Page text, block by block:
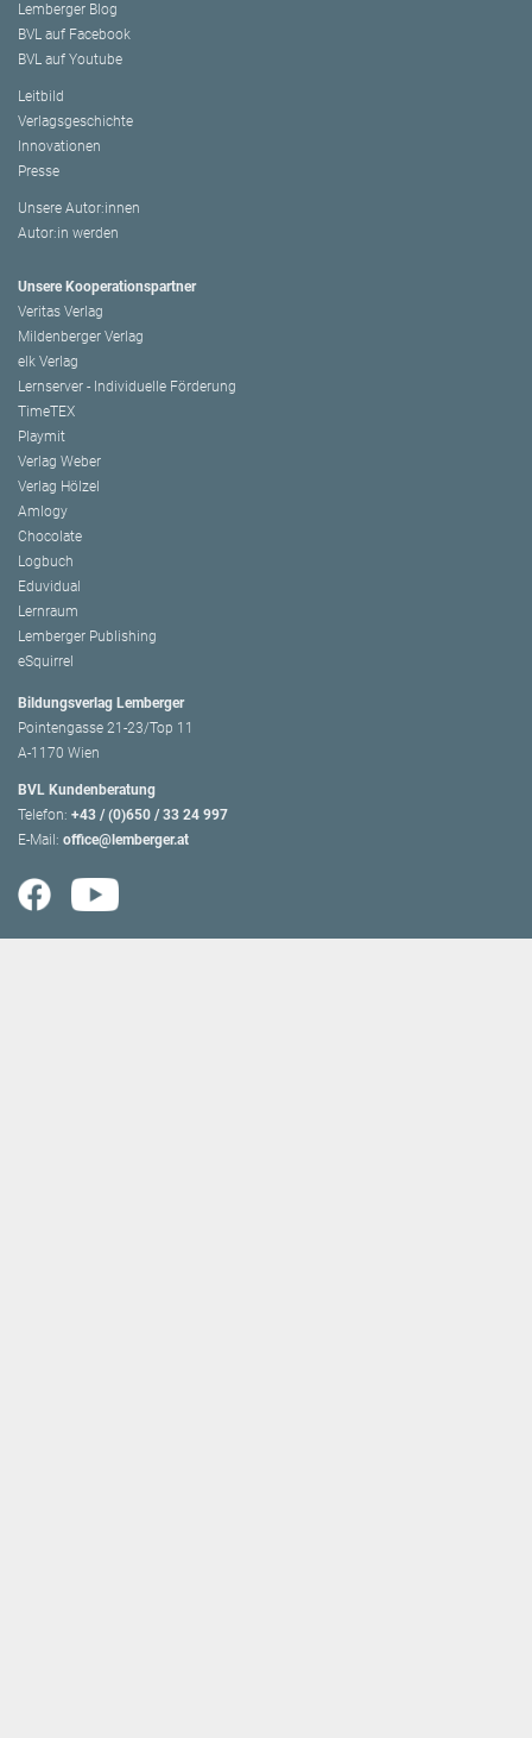
Lemberger Blog
BVL auf Facebook
BVL auf Youtube
Leitbild
Verlagsgeschichte
Innovationen
Presse
Unsere Autor:innen
Autor:in werden
Unsere Kooperationspartner
Veritas Verlag
Mildenberger Verlag
elk Verlag
Lernserver - Individuelle Förderung
TimeTEX
Playmit
Verlag Weber
Verlag Hölzel
Amlogy
Chocolate
Logbuch
Eduvidual
Lernraum
Lemberger Publishing
eSquirrel
Bildungsverlag Lemberger
Pointengasse 21-23/Top 11
A-1170 Wien
BVL Kundenberatung
Telefon: +43 / (0)650 / 33 24 997
E-Mail: office@lemberger.at